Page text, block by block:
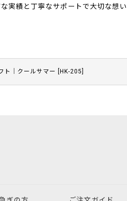
ト｜クールサマー HK-205
実績と丁寧なサポートで大切な想